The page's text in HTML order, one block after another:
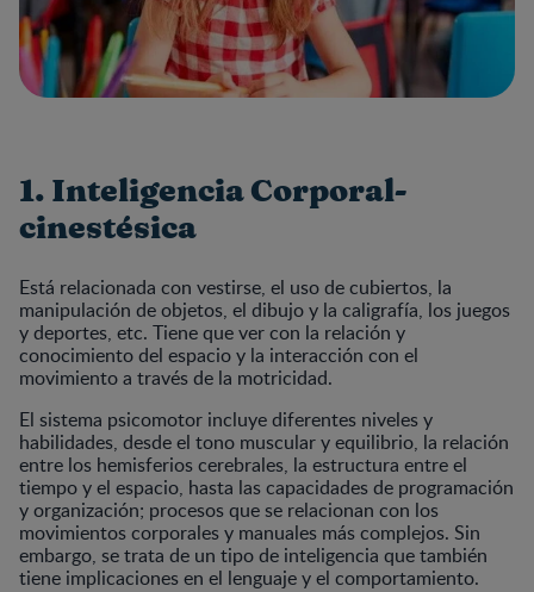
1. Inteligencia Corporal-
cinestésica
Está relacionada con vestirse, el uso de cubiertos, la
manipulación de objetos, el dibujo y la caligrafía, los juegos
y deportes, etc. Tiene que ver con la relación y
conocimiento del espacio y la interacción con el
movimiento a través de la motricidad.
El sistema psicomotor incluye diferentes niveles y
habilidades, desde el tono muscular y equilibrio, la relación
entre los hemisferios cerebrales, la estructura entre el
tiempo y el espacio, hasta las capacidades de programación
y organización; procesos que se relacionan con los
movimientos corporales y manuales más complejos. Sin
embargo, se trata de un tipo de inteligencia que también
tiene implicaciones en el lenguaje y el comportamiento.